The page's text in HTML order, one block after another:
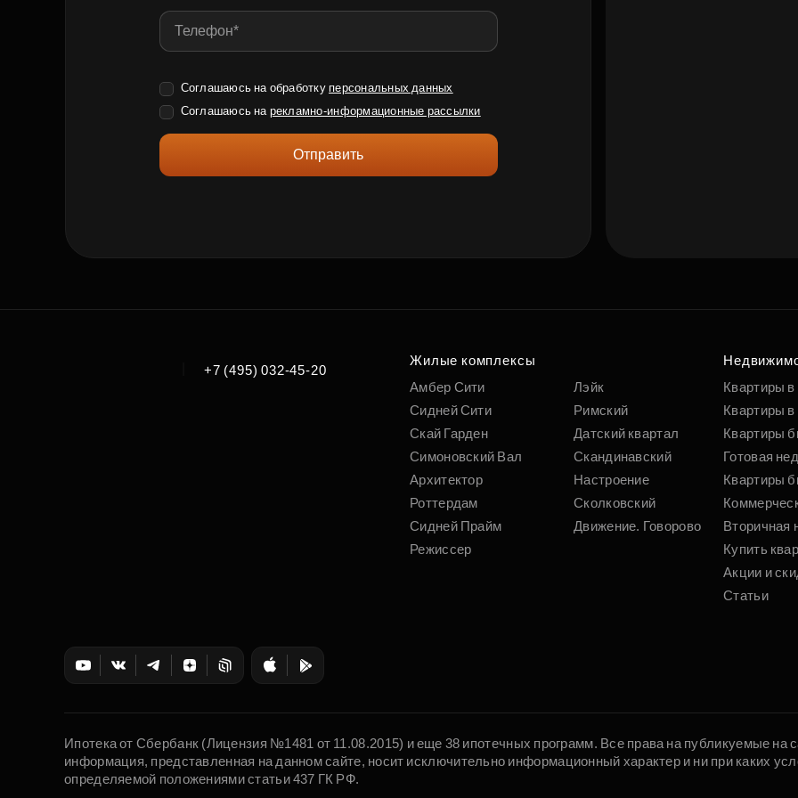
Соглашаюсь на обработку персональных данных
Соглашаюсь на рекламно-информационные рассылки
Отправить
+7 (495) 032-45-20
Жилые комплексы
Амбер Сити
Сидней Сити
Скай Гарден
Симоновский Вал
Архитектор
Роттердам
Сидней Прайм
Режиссер
Лэйк
Римский
Датский квартал
Скандинавский
Настроение
Сколковский
Движение. Говорово
Квартиры
Квартиры в
Квартиры
Готовая
Квартиры
Вторичная
Купить
Акции и
Статьи
Ипотека от Сбербанк (Лицензия №1481 от 11.08.2015) и еще 38 ипотечных программ. Все права на публикуемые
информация, представленная на данном сайте, носит исключительно информационный характер и ни при каких
определяемой положениями статьи 437 ГК РФ.